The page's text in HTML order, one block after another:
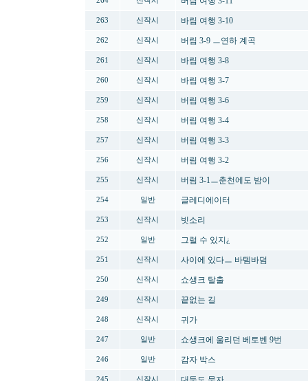
263 신작시 바림 여행 3-10
262 신작시 버림 3-9 ㅡ연하 계곡
261 신작시 바림 여행 3-8
260 신작시 바림 여행 3-7
259 신작시 버림 여행 3-6
258 신작시 버림 여행 3-4
257 신작시 버림 여행 3-3
256 신작시 버림 여행 3-2
255 신작시 버림 3-1ㅡ춘천에도 밤이
254 일반 글레디에이터
253 신작시 빗소리
252 일반 그럴 수 있지¿
251 신작시 사이에 있다ㅡ 바템바덤
250 신작시 쇼생크 탈출
249 신작시 끝없는 길
248 신작시 귀가
247 일반 쇼생크에 울리던 베토벤 9번
246 일반 감자 박스
245 신작시